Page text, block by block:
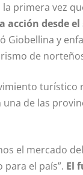
primera vez
desde
Giobellina y
de
turístico
de las
el mercado
el país”. El